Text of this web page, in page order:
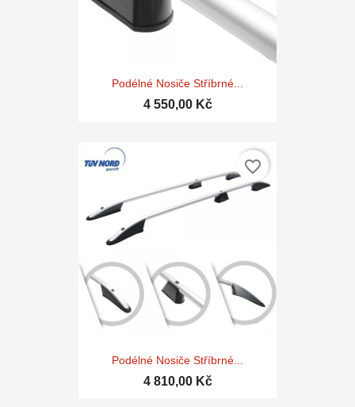
Podélné Nosiče Stříbrné...
4 550,00 Kč
Podélné Nosiče Stříbrné...
4 810,00 Kč
favorite_border